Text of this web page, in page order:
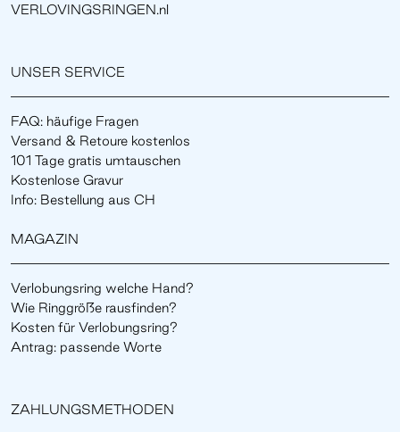
VERLOVINGSRINGEN.nl
UNSER SERVICE
FAQ: häufige Fragen
Versand & Retoure kostenlos
101 Tage gratis umtauschen
Kostenlose Gravur
Info: Bestellung aus CH
MAGAZIN
Verlobungsring welche Hand?
Wie Ringgröße rausfinden?
Kosten für Verlobungsring?
Antrag: passende Worte
ZAHLUNGSMETHODEN